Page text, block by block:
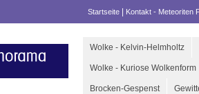
Startseite Kontakt - Meteoriten
Wolke - Kelvin-Helmholtz
Wolke - Kuriose Wolkenform
Brocken-Gespenst